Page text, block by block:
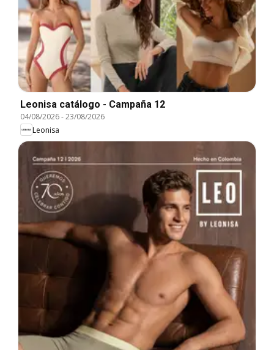
Leonisa catálogo - Campaña 12
04/08/2026-23/08/2026
Leonisa